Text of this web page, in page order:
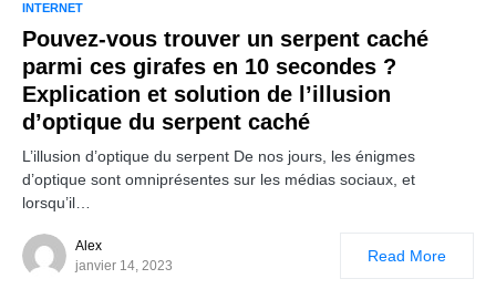
INTERNET
Pouvez-vous trouver un serpent caché
parmi ces girafes en 10 secondes ?
Explication et solution de l’illusion
d’optique du serpent caché
L’illusion d’optique du serpent De nos jours, les énigmes
d’optique sont omniprésentes sur les médias sociaux, et
lorsqu’il…
Alex
janvier 14, 2023
Read More